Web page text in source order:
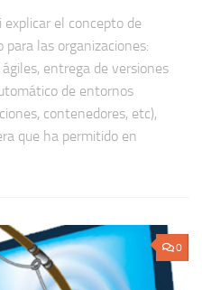
el concepto de
las organizaciones:
entrega de versiones
de entornos
contenedores, etc),
que ha permitido en
0